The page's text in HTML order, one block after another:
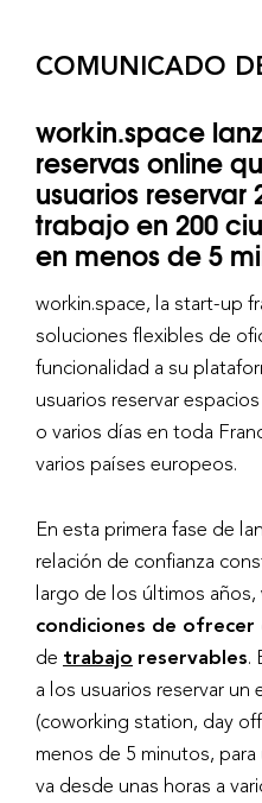
COMUNICADO
workin.space
reservas online
usuarios reservar
trabajo en 200
en menos de 5
workin.space, la start-up
soluciones flexibles de
funcionalidad a su
usuarios reservar
o varios días en toda
varios países europeos.
En esta primera fase de
relación de confianza
largo de los últimos años,
condiciones de ofrecer
de trabajo reservables.
a los usuarios reservar un
(coworking station, day
menos de 5 minutos,
va desde unas horas a